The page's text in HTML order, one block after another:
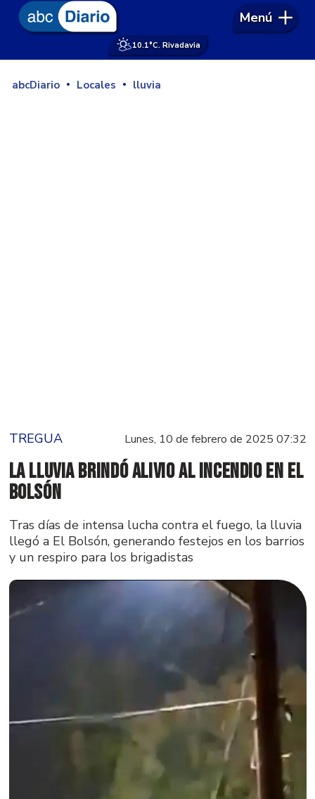
10.1°C. Rivadavia
Menú
abcDiario Locales lluvia
TREGUA Lunes, 10 de febrero de 2025 07:32
La lluvia brindó alivio al incendio en El
Bolsón
Tras días de intensa lucha contra el fuego, la lluvia
llegó a El Bolsón, generando festejos en los barrios
y un respiro para los brigadistas